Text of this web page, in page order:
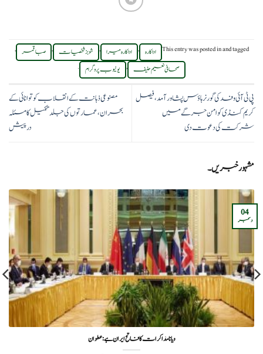
This entry was posted inand tagged اداکارہ , اداکارہ میرا , شوبز شخصیات , صبا قمر ,
صحافی نعیم حنیف , یوٹیوب پروگرام .
پی ٹی آئی وفد کی گورنر ہاؤس پشاور آمد، فیصل
کریم کنڈی کو امن جرگے میں
شرکت کی دعوت دی
مصنوعی ذہانت کے انقلاب کو توانائی کے
بحران، عمارتوں کی جلد تکمیل کا مسئلہ
درپیش
مشہور خبریں۔
ویانا مذاکرات کا فاتح ایران ہے:عطوان
04
دسمبر